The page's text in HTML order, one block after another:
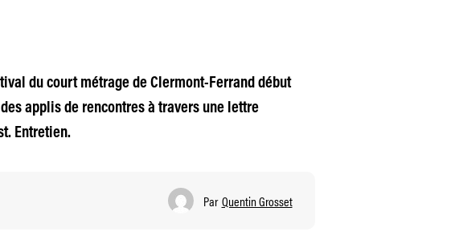
du court métrage de Clermont-Ferrand début
applis de rencontres à travers une lettre
Entretien.
Par Quentin Grosset